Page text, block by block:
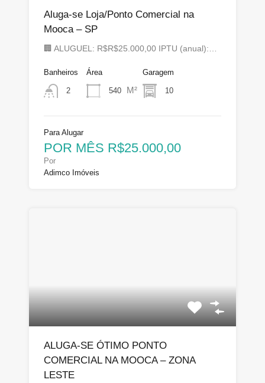
Aluga-se Loja/Ponto Comercial na
Mooca – SP
🏢 ALUGUEL: R$R$25.000,00 IPTU (anual):…
Banheiros
2
Área
540 M²
Garagem
10
Para Alugar
POR MÊS R$25.000,00
Por
Adimco Imóveis
ALUGA-SE ÓTIMO PONTO
COMERCIAL NA MOOCA – ZONA
LESTE